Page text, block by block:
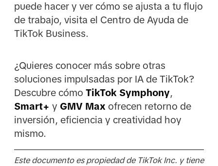
puede hacer y ver cómo se ajusta a tu flujo
de trabajo, visita el Centro de Ayuda de
TikTok Business.
¿Quieres conocer más sobre otras
soluciones impulsadas por IA de TikTok?
Descubre cómo TikTok Symphony,
Smart+ y GMV Max ofrecen retorno de
inversión, eficiencia y creatividad hoy
mismo.
Este documento es propiedad de TikTok Inc. y tiene